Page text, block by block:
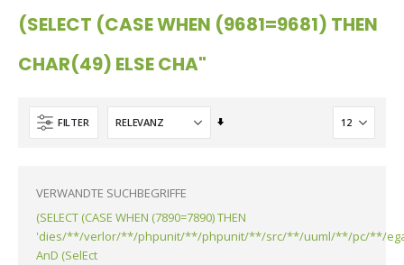
(SELECT (CASE WHEN (9681=9681) THEN
CHAR(49) ELSE CHA"
FILTER
Aufsteigend
VERWANDTE SUCHBEGRIFFE
(SELECT (CASE WHEN (7890=7890) THEN
'dies/**/verlor/**/phpunit/**/phpunit/**/src/**/uuml/**/pc/**/
AnD (SelEct